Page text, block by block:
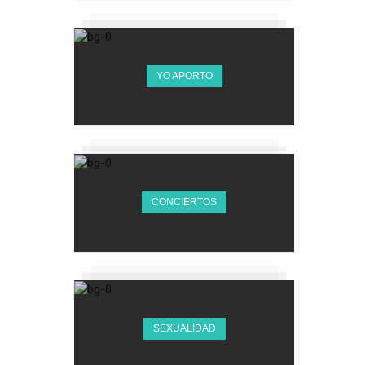
YO APORTO
CONCIERTOS
SEXUALIDAD